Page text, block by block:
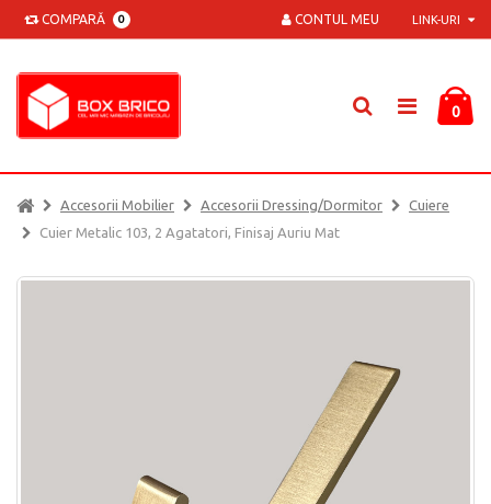
COMPARĂ 0 LINK-URI
CONTUL MEU
0
Accesorii Mobilier Accesorii Dressing/dormitor
Cuiere
Cuier Metalic 103, 2 Agatatori, Finisaj Auriu Mat